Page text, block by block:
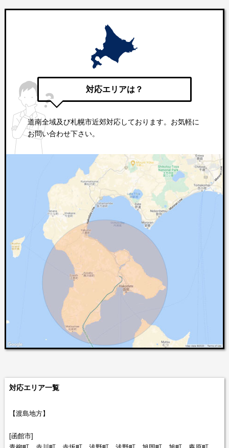
対応エリアは？
道南全域及び札幌市近郊対応しております。お気軽に
お問い合わせ下さい。
対応エリア一覧
【渡島地方】
[函館市]